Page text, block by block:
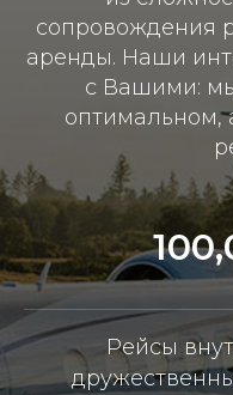
сопровождения
аренды. Наши
с Вашими:
оптимальном,
Рейсы